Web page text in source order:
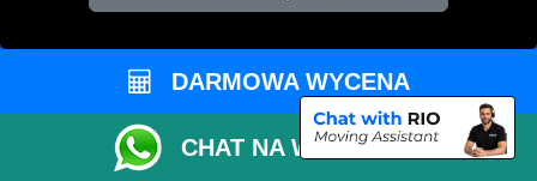
Przeprowadzki Londyn
673 Seven Sisters Road
DARMOWA WYCENA
CHAT NA WHATSAPP